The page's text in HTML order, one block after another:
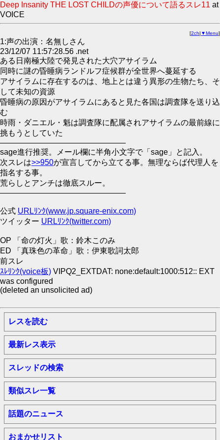
Deep Insanity THE LOST CHILDの声優について語るスレ11 at
VOICE
[2ch| ▼Menu]
1:声の出演：名無しさん
23/12/07 11:57:28.56 .net
ある日南極大陸で発見された大穴アサイラム
同時に謎の昏睡病ランドルフ症候群が全世界へ蔓延する
アサイラムに存在するのは、地上とは違う異形の生物たち、そ
して未知の資源
昏睡病の原因がアサイラムにあると見た各国は調査隊を送り込
む
時雨・ダニエル・魁は調査隊に配属されアサイラムの最前線に
挑もうとしていた
――――――――――――――――
sage進行推奨。メール欄に半角小文字で「sage」と記入。
次スレは>>950が宣言してから立てる事。無理ならば代理人を
指名する事。
荒らしとアンチは徹底スルー。
――――――――――――――――
公式 URLﾘﾝｸ(www.jp.square-enix.com)
ツイッター URLﾘﾝｸ(twitter.com)
OP 「命の灯火」歌：鈴木このみ
ED 「真珠色の革命」歌：伊東歌詞太郎
前スレ
ｽﾚﾘﾝｸ(voice板) VIPQ2_EXTDAT: none:default:1000:512:: EXT
was configured
(deleted an unsolicited ad)
レスを読む
最新レス表示
スレッドの検索
類似スレ一覧
話題のニュース
おまかせリスト